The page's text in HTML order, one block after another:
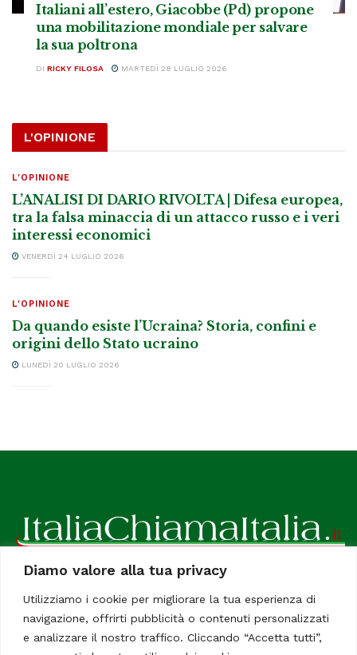
Diamo valore alla tua privacy
Utilizziamo i cookie per migliorare la tua esperienza di
navigazione, offrirti pubblicità o contenuti personalizzati
e analizzare il nostro traffico. Cliccando “Accetta tutti”,
Italiani all’estero, Giacobbe (Pd) propone
una mobilitazione mondiale per salvare
la sua poltrona
DI RICKY FILOSA MARTEDÌ 28 LUGLIO 2026
L'OPINIONE
L'OPINIONE
L’ANALISI DI DARIO RIVOLTA | Difesa europea,
tra la falsa minaccia di un attacco russo e i veri
interessi economici
VENERDÌ 24 LUGLIO 2026
L'OPINIONE
Da quando esiste l’Ucraina? Storia, confini e
origini dello Stato ucraino
LUNEDÌ 20 LUGLIO 2026
ItaliaChiamaItalia, il TUO quotidiano online preferito.
Dedicato in particolare a tutti gli italiani residenti all'estero.
Tutti i diritti sono riservati. Quotidiano online indipendente